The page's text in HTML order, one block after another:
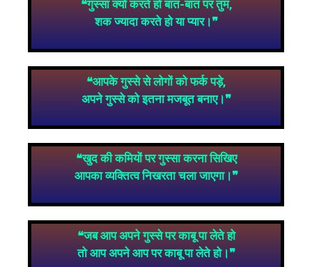
❝गुस्सा क्यों करते हो बात-बात पर तुम,
शक ज्यादा करते हो या प्यार।❞
❝आपके गुस्से से लोगों को फर्क पड़े,
अपने गुस्से को इतना मजबूत बनाए।❞
❝खुद की कमियों पर गुस्सा करना सिखिए
आपका व्यक्तित्व निखरता चला जाएगा।❞
❝जब आप अपने गुस्से पर काबू पा लेते हो
तो आप अपने आप पर काबू पा लेते हो।❞